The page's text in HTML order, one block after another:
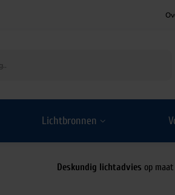
Lichtbronnen
Deskundig lichtadvies op maat